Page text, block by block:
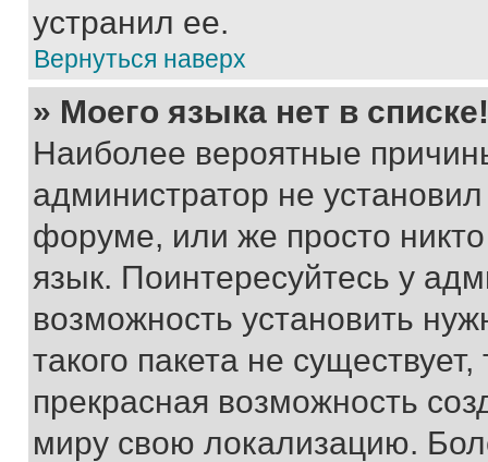
устранил ее.
Вернуться наверх
» Моего языка нет в списке!
Наиболее вероятные
администратор не
форуме, или же просто
язык. Поинтересуйтесь у
возможность установить
такого пакета не
прекрасная возможность
миру свою локализацию.